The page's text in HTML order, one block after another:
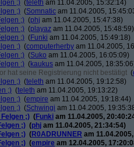
;) (teleth am 11.04.2005, 15:32:14)
;) (Somnatic am 11.04.2005,
;) (phj am 11.04.2005, 15:47:38)
;) (playaz am 11.04.2005, 15:48:59)
;) (Funki am 11.04.2005, 15:49:18)
;) (computerherby am 11.04.2005,
;) (Suko am 11.04.2005, 16:05:09)
;) (kaukus am 11.04.2005,
hat seine Registrierung nicht bestätigt (
;) (teleth am 11.04.2005, 19:12:58)
;) (teleth am 11.04.2005, 19:13:22)
;) (empire am 11.04.2005, 19:18:44)
;) (Schwingi am 11.04.2005,
;) (Funki am 11.04.2005,
;) (phj am 11.04.2005, 21:34:54)
;) (R0ADRUNNER am
;) (empire am 12.04.2005,